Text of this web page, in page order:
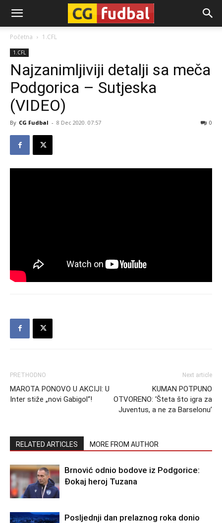
CG-
Fudbal
Početna 1.CFL
1.CFL
Najzanimljiviji detalji sa meča
Podgorica – Sutjeska
(VIDEO)
By CG Fudbal - 8 Dec 2020. 07:57 0
PRETHODNO
MAROTA PONOVO U AKCIJI: U
Inter stiže „novi Gabigol“!
Next article
KUMAN POTPUNO
OTVORENO: ‘Šteta što igra za
Juventus, a ne za Barselonu’
RELATED ARTICLES MORE FROM AUTHOR
Brnović odnio bodove iz Podgorice:
Đokaj heroj Tuzana
Posljednji dan prelaznog roka donio